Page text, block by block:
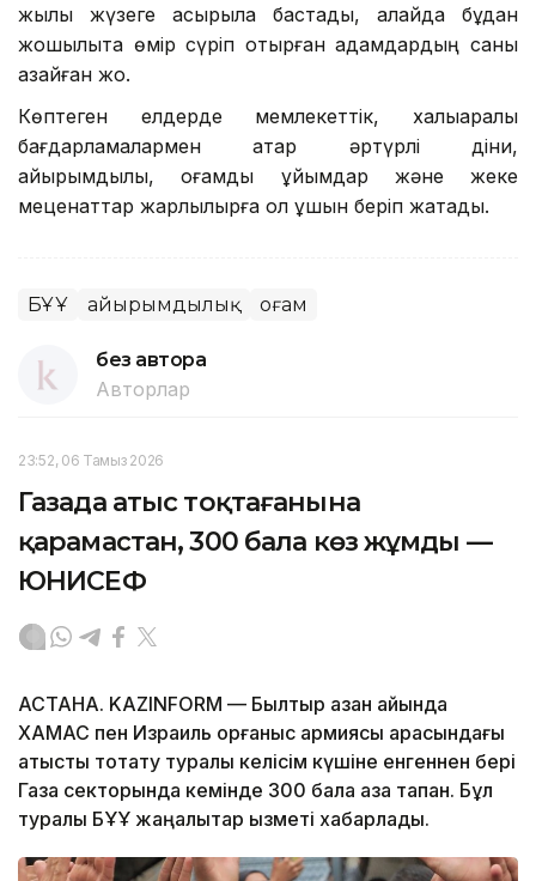
жылы жүзеге асырыла бастады, алайда бұдан
жоқшылықта өмір сүріп отырған адамдардың саны
азайған жоқ.
Көптеген елдерде мемлекеттік, халықаралық
бағдарламалармен қатар әртүрлі діни,
қайырымдылық, қоғамдық ұйымдар және жеке
меценаттар жарлылырға қол ұшын беріп жатады.
БҰҰ Қайырымдылық Қоғам
без автора
Авторлар
23:52, 06 Тамыз 2026
Газада атыс тоқтағанына
қарамастан, 300 бала көз жұмды —
ЮНИСЕФ
АСТАНА. KAZINFORM — Былтыр қазан айында
ХАМАС пен Израиль қорғаныс армиясы арасындағы
атысты тоқтату туралы келісім күшіне енгеннен бері
Газа секторында кемінде 300 бала қаза тапқан. Бұл
туралы БҰҰ жаңалықтар қызметі хабарлады.